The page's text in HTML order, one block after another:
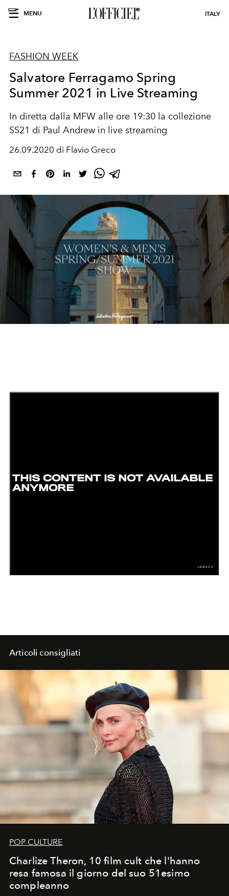
MENU ITALY
FASHION WEEK
Salvatore Ferragamo Spring
Summer 2021 in Live Streaming
In diretta dalla MFW alle ore 19:30 la collezione
SS21 di Paul Andrew in live streaming
26.09.2020 di Flavio Greco
Articoli consigliati
POP CULTURE
Charlize Theron, 10 film cult che l'hanno
resa famosa il giorno del suo 51esimo
compleanno